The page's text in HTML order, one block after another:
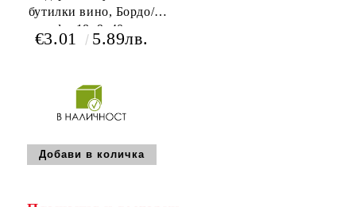
бутилки вино, Бордо/
крафт, 18x9x40 cm,
GV024-2BR
€3.01 5.89лв.